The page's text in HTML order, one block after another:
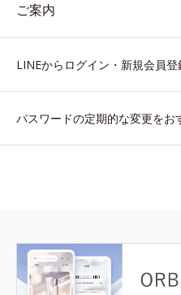
ご案内
LINEからログイン・新規会員
パスワードの定期的な変更をお